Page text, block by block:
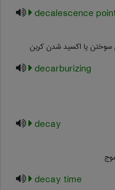
decalescence
سوختن یا اکسید شدن کربن
decarburizing
decay
decay time